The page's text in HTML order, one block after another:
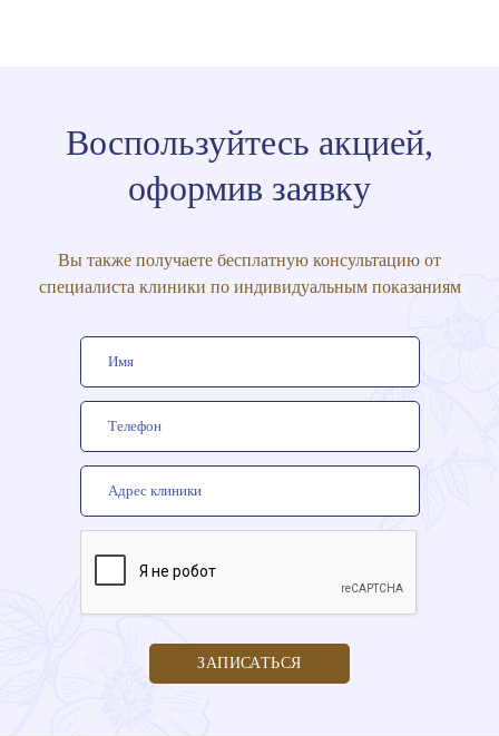
Воспользуйтесь акцией,
оформив заявку
Вы также получаете бесплатную консультацию от
специалиста клиники по индивидуальным показаниям
ЗАПИСАТЬСЯ